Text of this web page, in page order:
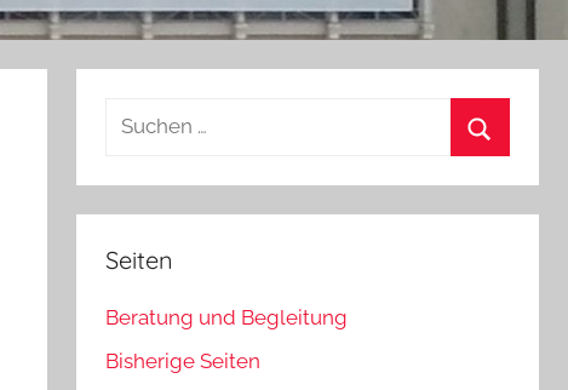
Suchen
Seiten
Beratung und Begleitung
Bisherige Seiten